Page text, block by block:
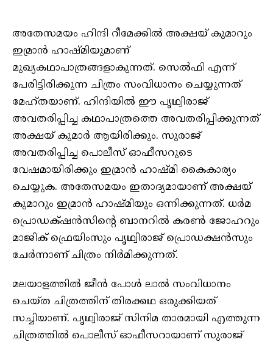
അതേസമയം ഹിന്ദി റീമേക്കിൽ അക്ഷയ് കുമാറും
ഇമ്രാൻ ഹാഷ്മിയുമാണ്
മുഖ്യകഥാപാത്രങ്ങളാകുന്നത്. സെൽഫി എന്ന്
പേരിട്ടിരിക്കുന്ന ചിത്രം സംവിധാനം ചെയ്യുന്നത്
മേഹ്തയാണ്. ഹിന്ദിയിൽ ഈ പൃഥ്വിരാജ്
അവതരിപ്പിച്ച കഥാപാത്രത്തെ അവതരിപ്പിക്കുന്നത്
അക്ഷയ് കുമാർ ആയിരിക്കും. സുരാജ്
അവതരിപ്പിച്ച പൊലീസ് ഓഫീസറുടെ
വേഷമായിരിക്കും ഇമ്രാൻ ഹാഷ്മി കൈകാര്യം
ചെയ്യുക. അതേസമയം ഇതാദ്യമായാണ് അക്ഷയ്
കുമാറും ഇമ്രാൻ ഹാഷ്‌മിയും ഒന്നിക്കുന്നത്. ധർമ
പ്രൊഡക്‌ഷൻസിന്റെ ബാനറിൽ കരൺ ജോഹറും
മാജിക് ഫ്രെയിംസും പൃഥ്വിരാജ് പ്രൊഡക്ഷൻസും
ചേർന്നാണ് ചിത്രം നിർമിക്കുന്നത്.
മലയാളത്തിൽ ജീന്‍ പോള്‍ ലാല്‍ സംവിധാനം
ചെയ്ത ചിത്രത്തിന് തിരക്കഥ ഒരുക്കിയത്
സച്ചിയാണ്. പൃഥ്വിരാജ് സിനിമ താരമായി എത്തുന്ന
ചിത്രത്തിൽ പൊലീസ് ഓഫീസറായാണ് സുരാജ്